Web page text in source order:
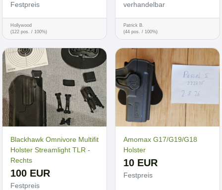
Festpreis
Hollywood
(122 pos. / 100%)
verhandelbar
Patrick B.
(44 pos. / 100%)
Blackhawk Omnivore Multifit
Holster Streamlight TLR -
Rechts
100 EUR
Festpreis
Amomax G17/G19/G18
Holster
10 EUR
Festpreis